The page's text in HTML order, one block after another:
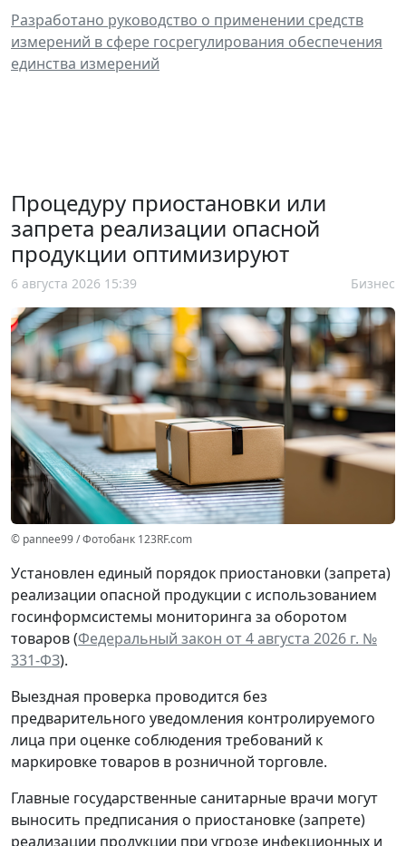
Разработано руководство о применении средств
измерений в сфере госрегулирования обеспечения
единства измерений
Процедуру приостановки или
запрета реализации опасной
продукции оптимизируют
6 августа 2026 15:39 Бизнес
© pannee99 / Фотобанк 123RF.com
Установлен единый порядок приостановки (запрета)
реализации опасной продукции с использованием
госинформсистемы мониторинга за оборотом
товаров (Федеральный закон от 4 августа 2026 г. №
331-ФЗ).
Выездная проверка проводится без
предварительного уведомления контролируемого
лица при оценке соблюдения требований к
маркировке товаров в розничной торговле.
Главные государственные санитарные врачи могут
выносить предписания о приостановке (запрете)
реализации продукции при угрозе инфекционных и